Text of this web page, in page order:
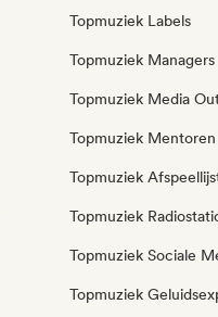
Topmuziek Labels
Topmuziek Managers
Topmuziek Media
Topmuziek Mentoren
Topmuziek
Topmuziek
Topmuziek Sociale
Topmuziek